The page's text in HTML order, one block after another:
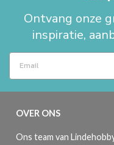
Ontvang onze
inspiratie,
OVER ONS
Ons team van